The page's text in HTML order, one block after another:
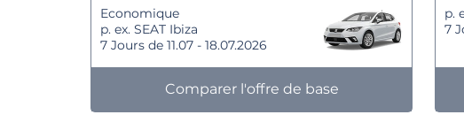
Economique
p. ex. SEAT Ibiza
7 Jours de 11.07 - 18.07.2026
Comparer l'offre de base
p.
7